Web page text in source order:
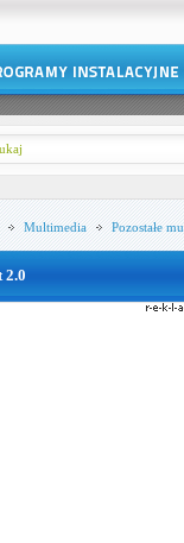
Multimedia Pozostałe
2.0